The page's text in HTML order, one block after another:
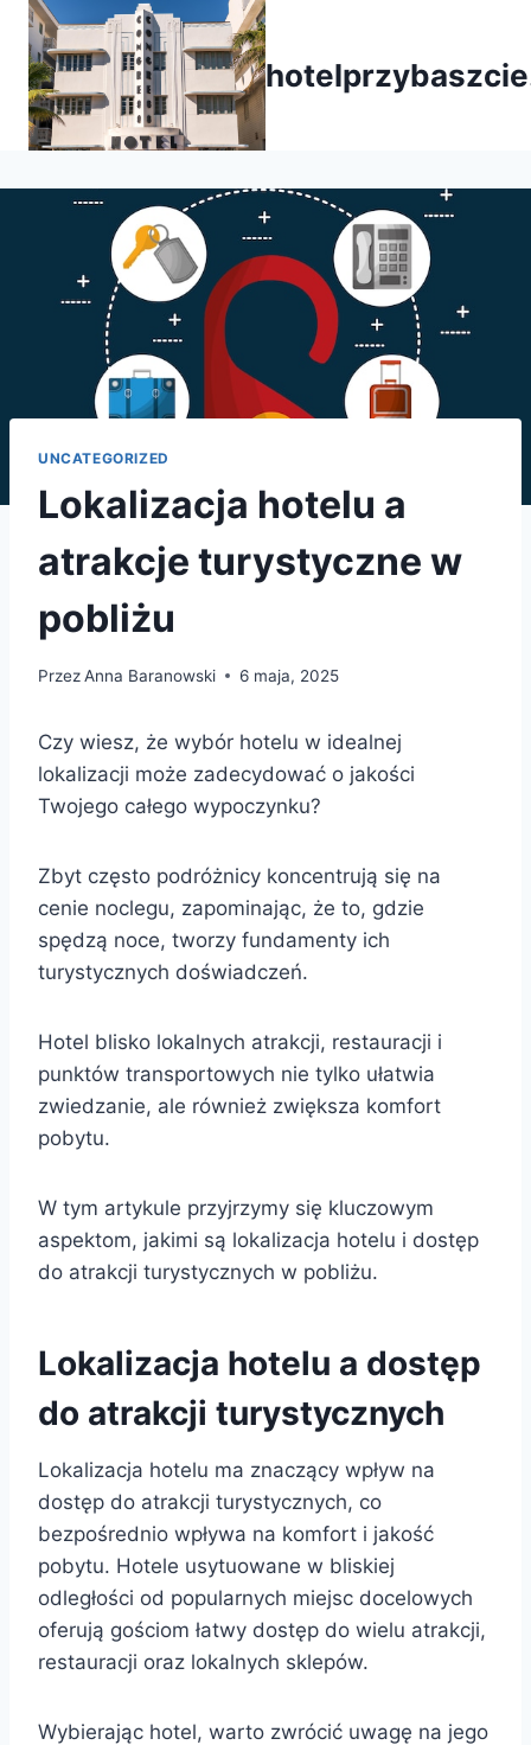
Przejdź
treści
UNCATEGORIZED
Lokalizacja hotelu a
atrakcje turystyczne w
pobliżu
PrzezAnna Baranowski 6 maja, 2025
Czy wiesz, że wybór hotelu w idealnej
lokalizacji może zadecydować o jakości
Twojego całego wypoczynku?
Zbyt często podróżnicy koncentrują się na
cenie noclegu, zapominając, że to, gdzie
spędzą noce, tworzy fundamenty ich
turystycznych doświadczeń.
Hotel blisko lokalnych atrakcji, restauracji i
punktów transportowych nie tylko ułatwia
zwiedzanie, ale również zwiększa komfort
pobytu.
W tym artykule przyjrzymy się kluczowym
aspektom, jakimi są lokalizacja hotelu i dostęp
do atrakcji turystycznych w pobliżu.
Lokalizacja hotelu a dostęp
do atrakcji turystycznych
Lokalizacja hotelu ma znaczący wpływ na
dostęp do atrakcji turystycznych, co
bezpośrednio wpływa na komfort i jakość
pobytu. Hotele usytuowane w bliskiej
odległości od popularnych miejsc docelowych
oferują gościom łatwy dostęp do wielu atrakcji,
restauracji oraz lokalnych sklepów.
Wybierając hotel, warto zwrócić uwagę na jego